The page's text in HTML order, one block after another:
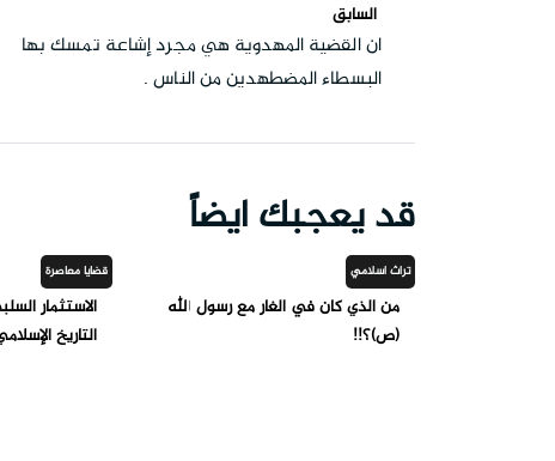
السابق
ان القضية المهدوية هي مجرد إشاعة تمسك بها
البسطاء المضطهدين من الناس .
قد يعجبك ايضاً
تراث اسلامي
من الذي كان في الغار مع رسول الله
(ص)؟!!
قضايا معاصرة
الاستثمار
التاريخ